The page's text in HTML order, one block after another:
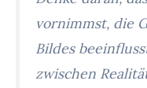
vornimmst, die
Bildes
zwischen